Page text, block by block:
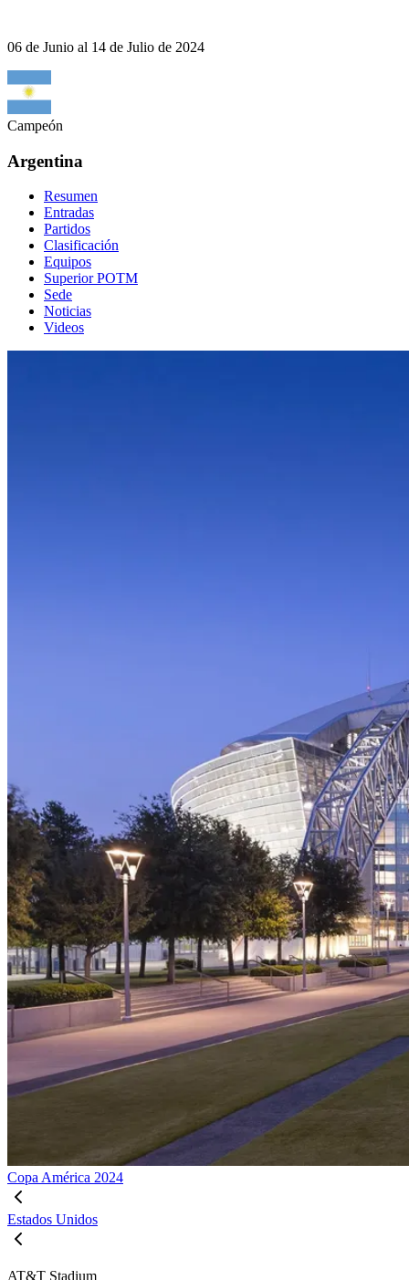
06 de Junio al 14 de Julio de 2024
Campeón
Argentina
Resumen
Entradas
Partidos
Clasificación
Equipos
Superior POTM
Sede
Noticias
Videos
Copa América 2024
Estados Unidos
AT&T Stadium